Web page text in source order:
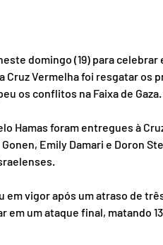
domingo (19) para
Cruz Vermelha foi resgatar os
os conflitos na Faixa de Gaza.
Hamas foram entregues à
Emily Damari e Doron
vigor após um atraso de
em um ataque final, matando